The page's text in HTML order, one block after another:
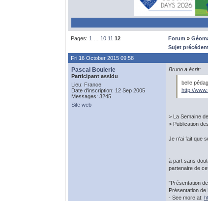
Pages: 1 10 11 12 Forum »
Sujet
Fri 16 October 2015 09:58
Pascal Boulerie
Participant assidu
Lieu: France
Date d'inscription: 12 Sep 2005
Messages: 3245
Site web
Bruno a écrit:
belle
http://
> La Semaine
> Publication
Je n'ai fait que
à part sans
partenaire de
"Présentation
Présentation de
- See more at: